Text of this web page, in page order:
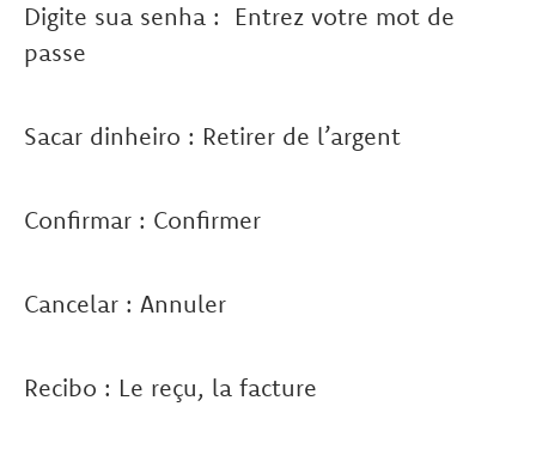
Digite sua senha : Entrez votre mot de
passe
Sacar dinheiro : Retirer de l’argent
Confirmar : Confirmer
Cancelar : Annuler
Recibo : Le reçu, la facture